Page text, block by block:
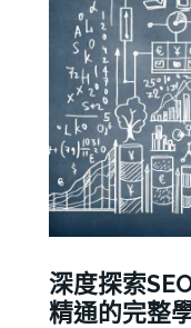
深度探索
精通的完整